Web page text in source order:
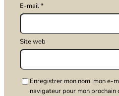
E-mail*
Site web
Enregistrer mon nom, mon e-
navigateur pour mon prochain